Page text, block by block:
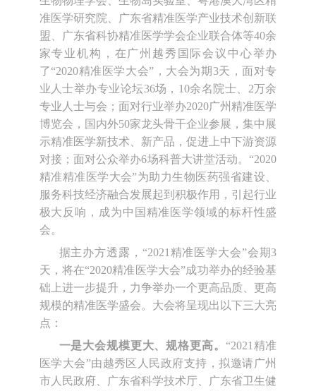
准医学研究院、广东省精准医学产业技术创新联
盟、广东省科协精准医学学会企业联合体等40余
家专业机构，在广州越秀国际会议中心举办
了“2020精准医学大会”，大会为期3天，面对专
业人士举办专业论坛36场，10余名院士、2万余
专业人士与会；面对行业举办2020广州精准医学
博览会，国内外50家龙头骨干企业参展，集中展
示精准医学新技术、新产品，促进上中下游资源
对接；面对公众举办6场科普大讲堂活动。“2020
精准精准医学大会”为助力生物医药强省建设、
服务科技经济融合发展起到积极作用，引起行业
极大反响，成为中国精准医学领域的标杆性盛
会。
据主办方透露，“2021精准医学大会”会期3
天，将在“2020精准医学大会”成功举办的经验基
础上进一步提升，力争举办一个更高品质、更高
规模的精准医学盛会。大会将呈现出以下三大亮
点：
一是大会规模更大、规格更高。 “2021精准
医学大会”由越秀区人民政府支持，拟邀请广州
市人民政府、广东省科学技术厅、广东省卫生健